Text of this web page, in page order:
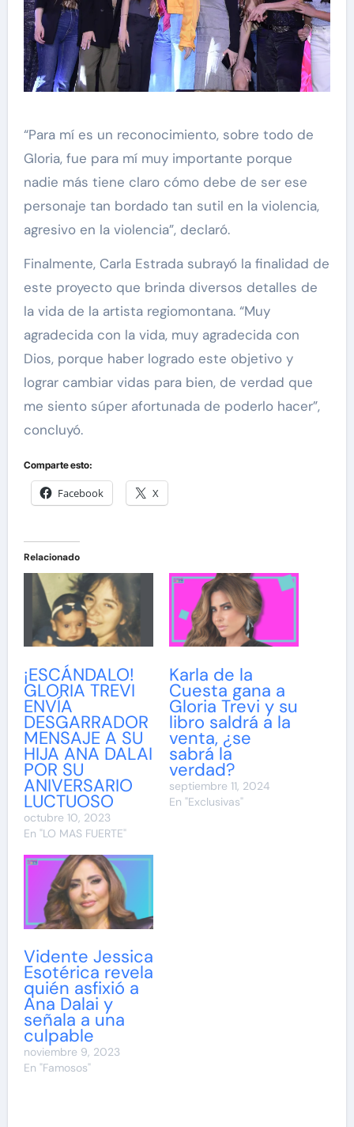
“Para mí es un reconocimiento, sobre todo de
Gloria, fue para mí muy importante porque
nadie más tiene claro cómo debe de ser ese
personaje tan bordado tan sutil en la violencia,
agresivo en la violencia”, declaró.
Finalmente, Carla Estrada subrayó la finalidad de
este proyecto que brinda diversos detalles de
la vida de la artista regiomontana. “Muy
agradecida con la vida, muy agradecida con
Dios, porque haber logrado este objetivo y
lograr cambiar vidas para bien, de verdad que
me siento súper afortunada de poderlo hacer”,
concluyó.
Comparte esto:
Facebook X
Relacionado
¡ESCÁNDALO!
GLORIA TREVI
ENVÍA
DESGARRADOR
MENSAJE A SU
HIJA ANA DALAI
POR SU
ANIVERSARIO
LUCTUOSO
octubre 10, 2023
En "LO MAS FUERTE"
Karla de la
Cuesta gana a
Gloria Trevi y su
libro saldrá a la
venta, ¿se
sabrá la
verdad?
septiembre 11, 2024
En "Exclusivas"
Vidente Jessica
Esotérica revela
quién asfixió a
Ana Dalai y
señala a una
culpable
noviembre 9, 2023
En "Famosos"